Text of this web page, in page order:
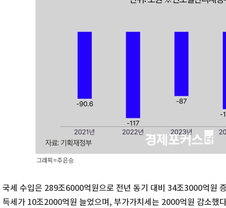
그래픽=주은승
국세 수입은 289조6000억원으로 전년 동기 대비 34조3000억원
득세가 10조2000억원 늘었으며, 부가가치세는 2000억원 감소